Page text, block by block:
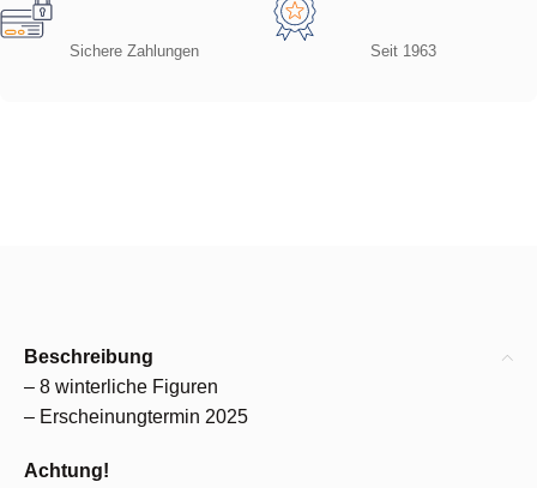
Sichere Zahlungen Seit 1963
Beschreibung
– 8 winterliche Figuren
– Erscheinungtermin 2025
Achtung!